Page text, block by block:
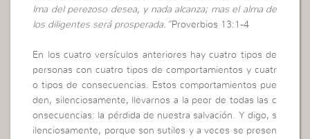
lma del perezoso desea, y nada alcanza; mas el alma de
los diligentes será prosperada.”Proverbios 13:1-4
En los cuatro versículos anteriores hay cuatro tipos de
personas con cuatro tipos de comportamientos y cuatr
o tipos de consecuencias. Estos comportamientos pue
den, silenciosamente, llevarnos a la peor de todas las c
onsecuencias: la pérdida de nuestra salvación. Y digo, s
ilenciosamente, porque son sutiles y a veces se presen